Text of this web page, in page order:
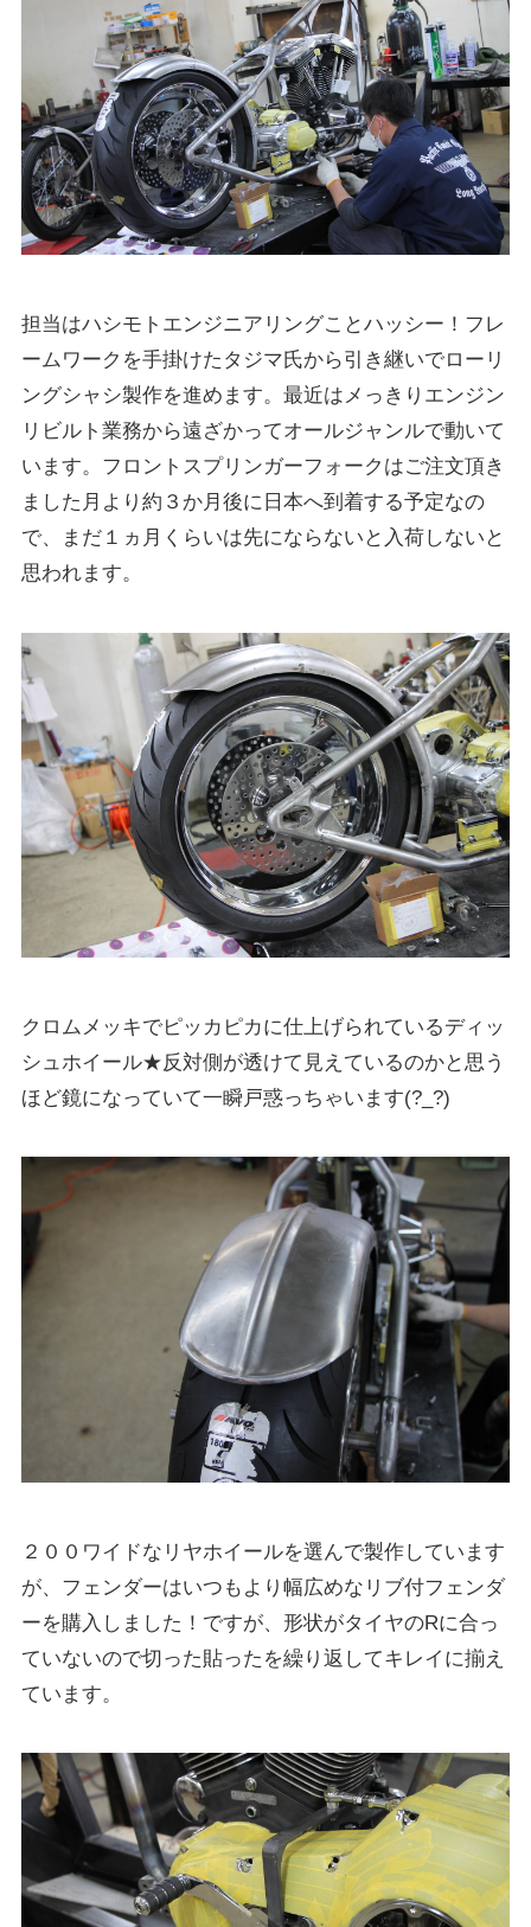
担当はハシモトエンジニアリングことハッシー！フレ
ームワークを手掛けたタジマ氏から引き継いでローリ
ングシャシ製作を進めます。最近はメっきりエンジン
リビルト業務から遠ざかってオールジャンルで動いて
います。フロントスプリンガーフォークはご注文頂き
ました月より約３か月後に日本へ到着する予定なの
で、まだ１ヵ月くらいは先にならないと入荷しないと
思われます。
クロムメッキでピッカピカに仕上げられているディッ
シュホイール★反対側が透けて見えているのかと思う
ほど鏡になっていて一瞬戸惑っちゃいます(?_?)
２００ワイドなリヤホイールを選んで製作しています
が、フェンダーはいつもより幅広めなリブ付フェンダ
ーを購入しました！ですが、形状がタイヤのRに合っ
ていないので切った貼ったを繰り返してキレイに揃え
ています。